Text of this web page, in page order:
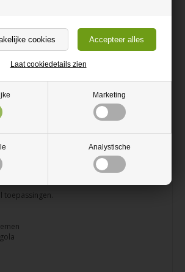
Marketing
Analystische
Laat cookiedetails zien
ijzer
als buiten gebruikt worden
slijper worden gesneden
gaas Kan zowel binnen als buiten
niet.
eenvoudig om mee te werken, de dunne
vorm gebogen worden.
toepassingen.